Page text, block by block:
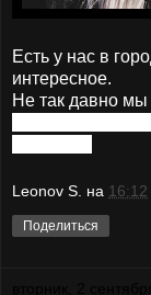
Есть у нас в
интересное.
Не так давно мы
Leonov S. на 16:12
Поделиться